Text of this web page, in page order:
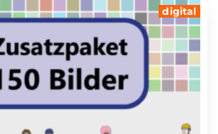
digital